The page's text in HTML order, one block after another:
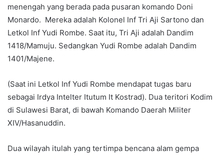
menengah yang berada pada pusaran komando Doni
Monardo. Mereka adalah Kolonel Inf Tri Aji Sartono dan
Letkol Inf Yudi Rombe. Saat itu, Tri Aji adalah Dandim
1418/Mamuju. Sedangkan Yudi Rombe adalah Dandim
1401/Majene.
(Saat ini Letkol Inf Yudi Rombe mendapat tugas baru
sebagai Irdya Intelter Itutum It Kostrad). Dua teritori Kodim
di Sulawesi Barat, di bawah Komando Daerah Militer
XIV/Hasanuddin.
Dua wilayah itulah yang tertimpa bencana alam gempa